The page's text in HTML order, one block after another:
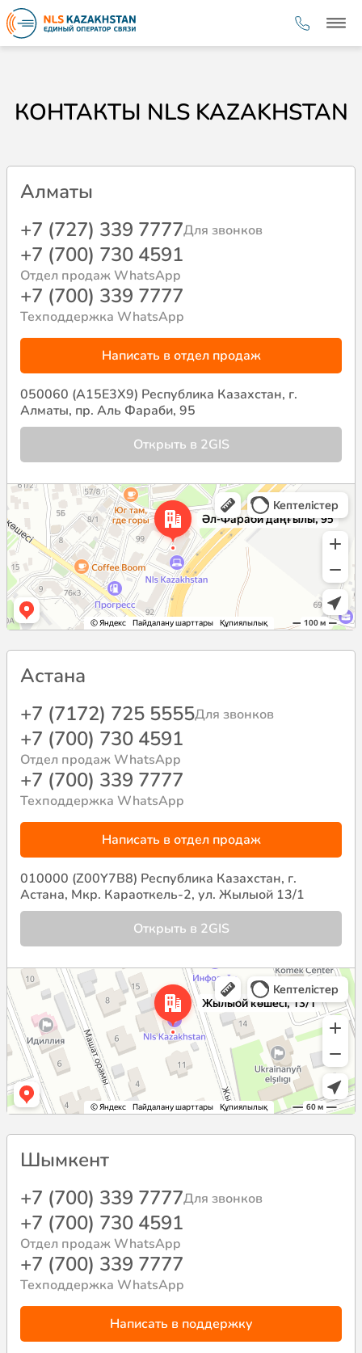
КОНТАКТЫ NLS KAZAKHSTAN
Алматы
+7 (727) 339 7777Для звонков
+7 (700) 730 4591
Отдел продаж WhatsApp
+7 (700) 339 7777
Техподдержка WhatsApp
Написать в отдел продаж
050060 (A15E3X9) Республика Казахстан, г.
Алматы, пр. Аль Фараби, 95
Открыть в 2GIS
Астана
+7 (7172) 725 5555Для звонков
+7 (700) 730 4591
Отдел продаж WhatsApp
+7 (700) 339 7777
Техподдержка WhatsApp
Написать в отдел продаж
010000 (Z00Y7B8) Республика Казахстан, г.
Астана, Мкр. Караоткель-2, ул. Жылыой 13/1
Открыть в 2GIS
Шымкент
+7 (700) 339 7777Для звонков
+7 (700) 730 4591
Отдел продаж WhatsApp
+7 (700) 339 7777
Техподдержка WhatsApp
Написать в поддержку